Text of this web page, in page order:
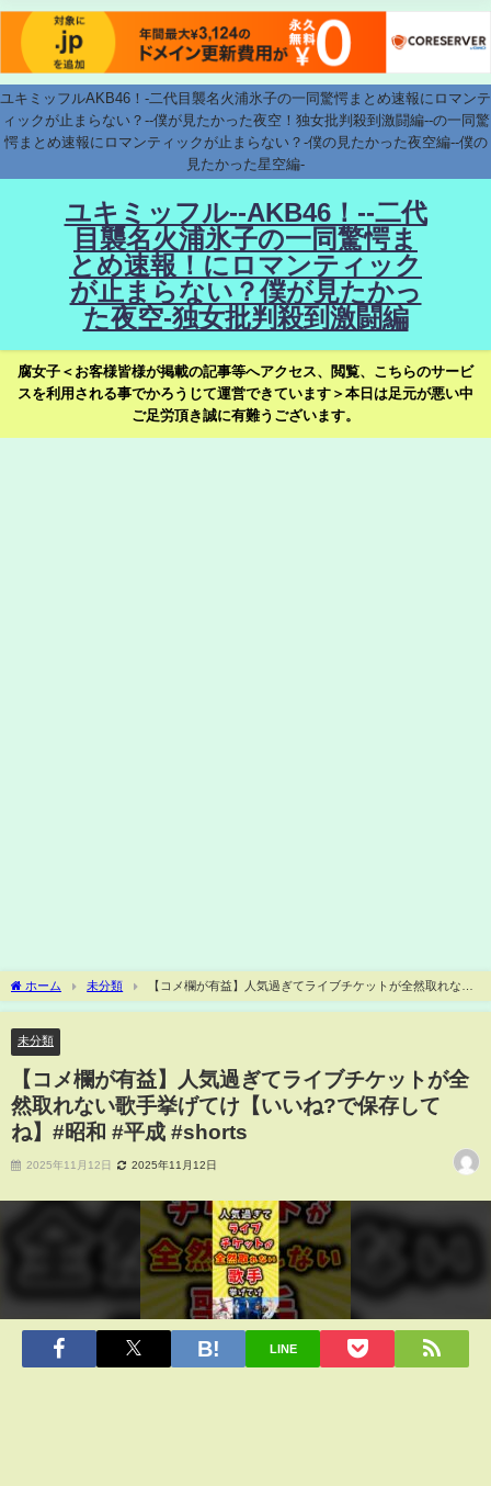
ユキミッフルAKB46！-二代目襲名火浦氷子の一同驚愕まとめ速報にロマンテ
ィックが止まらない？--僕が見たかった夜空！独女批判殺到激闘編--の一同驚
愕まとめ速報にロマンティックが止まらない？-僕の見たかった夜空編--僕の
見たかった星空編-
ユキミッフル--AKB46！--二代
目襲名火浦氷子の一同驚愕ま
とめ速報！にロマンティック
が止まらない？僕が見たかっ
た夜空-独女批判殺到激闘編
腐女子＜お客様皆様が掲載の記事等へアクセス、閲覧、こちらのサービ
スを利用される事でかろうじて運営できています＞本日は足元が悪い中
ご足労頂き誠に有難うございます。
ホーム 未分類
【コメ欄が有益】人気過ぎてライブチケットが全然取れない
歌手挙げてけ【いいね?で保存してね】#昭和 #平成 #shorts
未分類
【コメ欄が有益】人気過ぎてライブチケットが全
然取れない歌手挙げてけ【いいね?で保存して
ね】#昭和 #平成 #shorts
2025年11月12日 2025年11月12日
LINE